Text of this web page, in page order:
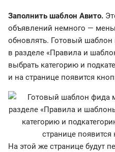
Заполнить шаблон Авито.
объявлений немного —
обновлять. Готовый
в разделе «Правила и
выбрать категорию и
и на странице появится
На этой же странице будут